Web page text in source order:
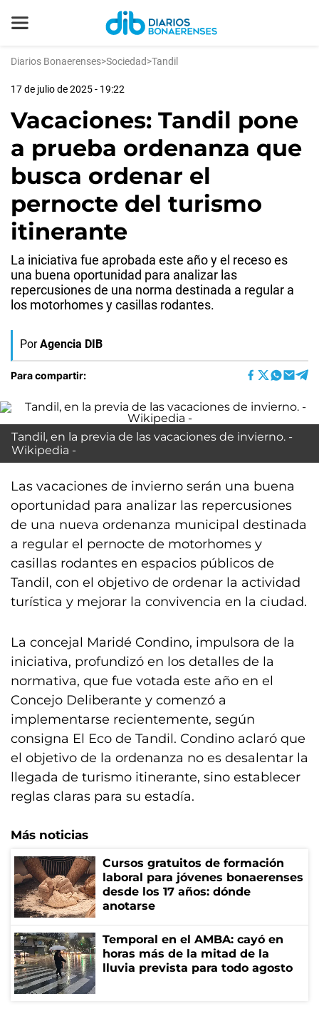
Diarios Bonaerenses>Sociedad>Tandil
17 de julio de 2025 - 19:22
Vacaciones: Tandil pone
a prueba ordenanza que
busca ordenar el
pernocte del turismo
itinerante
La iniciativa fue aprobada este año y el receso es
una buena oportunidad para analizar las
repercusiones de una norma destinada a regular a
los motorhomes y casillas rodantes.
Por Agencia DIB
Para compartir:
Tandil, en la previa de las vacaciones de invierno. -
Wikipedia -
Las vacaciones de invierno serán una buena
oportunidad para analizar las repercusiones
de una nueva ordenanza municipal destinada
a regular el pernocte de motorhomes y
casillas rodantes en espacios públicos de
Tandil, con el objetivo de ordenar la actividad
turística y mejorar la convivencia en la ciudad.
La concejal Maridé Condino, impulsora de la
iniciativa, profundizó en los detalles de la
normativa, que fue votada este año en el
Concejo Deliberante y comenzó a
implementarse recientemente, según
consigna El Eco de Tandil. Condino aclaró que
el objetivo de la ordenanza no es desalentar la
llegada de turismo itinerante, sino establecer
reglas claras para su estadía.
Más noticias
Cursos gratuitos de formación
laboral para jóvenes bonaerenses
desde los 17 años: dónde
anotarse
Temporal en el AMBA: cayó en
horas más de la mitad de la
lluvia prevista para todo agosto